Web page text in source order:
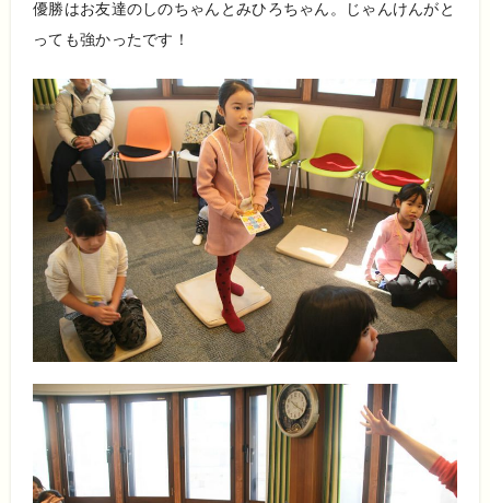
優勝はお友達のしのちゃんとみひろちゃん。じゃんけんがと
っても強かったです！